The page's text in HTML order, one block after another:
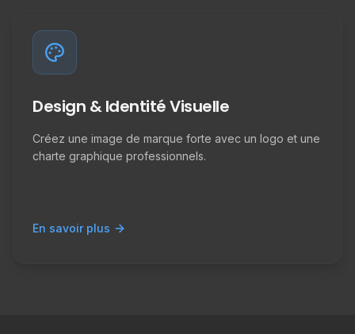
Design & Identité Visuelle
Créez une image de marque forte avec un logo et une
charte graphique professionnels.
En savoir plus